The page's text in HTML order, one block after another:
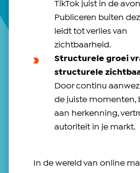
TikTok juist in de
Publiceren buiten
leidt tot verlies van
zichtbaarheid.
Structurele groei
structurele
Door continu
de juiste momenten,
aan herkenning,
autoriteit in je markt.
In de wereld van online